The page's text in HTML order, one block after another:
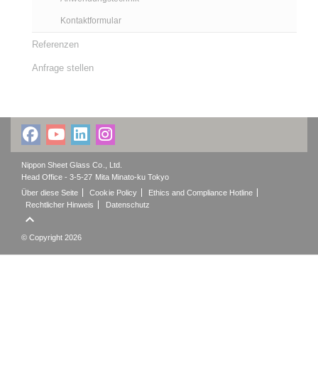
Kontaktformular
Referenzen
Anfrage stellen
Nippon Sheet Glass Co., Ltd.
Head Office - 3-5-27 Mita Minato-ku Tokyo
Über diese Seite
Cookie Policy
Ethics and Compliance Hotline
Rechtlicher Hinweis
Datenschutz

© Copyright 2026